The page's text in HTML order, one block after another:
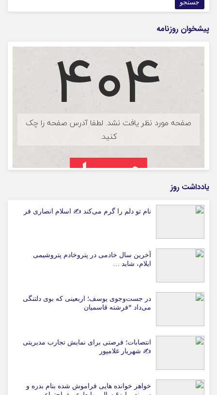
پیشخوان روزنامه
یادداشت روز
نام تو دلم را گرم می‌کند ✍️ اسلام انصاری فر
آخرین سال خادمی در پتروخادم پتروشیمی
ایلام، شاید …
در جست‌وجوی یوسف؛ اربعینی که بوی دلتنگی
می‌داد *فرشته قاسمیان
انتصابات؛ فرصتی برای نمایش تجارب مدیریتی
✍ شهریار غلامپور
خواهر خوانده هایی فراموش شده بنام بدره و